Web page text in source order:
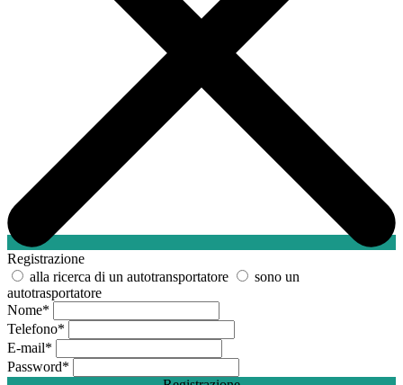
Registrazione
alla ricerca di un autotransportatore
sono un
autotrasportatore
Nome*
Telefono*
E-mail*
Password*